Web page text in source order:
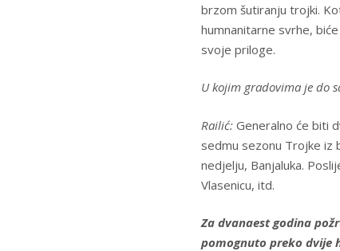
brzom šutiranju trojki.
humnanitarne svrhe,
svoje priloge.
U kojim gradovima je do
Railić: Generalno će biti
sedmu sezonu Trojke iz
nedjelju, Banjaluka.
Vlasenicu, itd.
Za dvanaest godina
pomognuto preko dvije